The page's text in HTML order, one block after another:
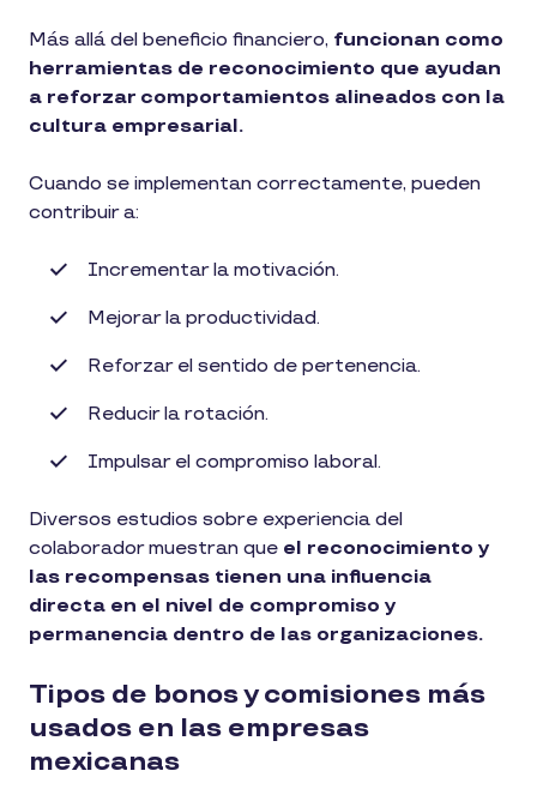
Más allá del beneficio financiero, funcionan como
herramientas de reconocimiento que ayudan
a reforzar comportamientos alineados con la
cultura empresarial.
Cuando se implementan correctamente, pueden
contribuir a:
Incrementar la motivación.
Mejorar la productividad.
Reforzar el sentido de pertenencia.
Reducir la rotación.
Impulsar el compromiso laboral.
Diversos estudios sobre experiencia del
colaborador muestran que el reconocimiento y
las recompensas tienen una influencia
directa en el nivel de compromiso y
permanencia dentro de las organizaciones.
Tipos de bonos y comisiones más
usados en las empresas
mexicanas